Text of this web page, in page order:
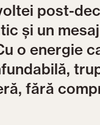
post-
și un
o energie
fără